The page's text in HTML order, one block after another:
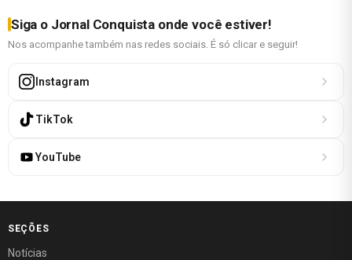
Siga o Jornal Conquista onde você estiver!
Nos acompanhe também nas redes sociais. É só clicar e seguir!
Instagram
TikTok
YouTube
SEÇÕES
Notícias